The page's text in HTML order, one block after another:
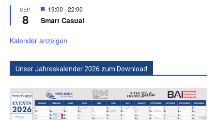
SEP.
8
Hervorgehoben
19:00 -22:00
Smart Casual
Kalender anzeigen
Unser Jahreskalender 2026 zum Download